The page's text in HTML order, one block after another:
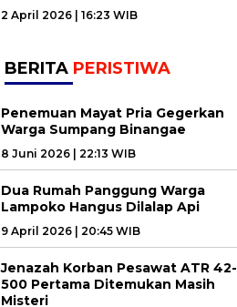
2 April 2026 | 16:23 WIB
BERITA PERISTIWA
Penemuan Mayat Pria Gegerkan
Warga Sumpang Binangae
8 Juni 2026 | 22:13 WIB
Dua Rumah Panggung Warga
Lampoko Hangus Dilalap Api
9 April 2026 | 20:45 WIB
Jenazah Korban Pesawat ATR 42-
500 Pertama Ditemukan Masih
Misteri